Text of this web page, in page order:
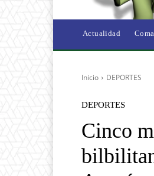
Actualidad
Inicio DEPORTES
DEPORTES
Cinco